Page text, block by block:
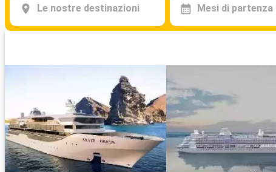
Le nostre destinazioni Mesi di partenza